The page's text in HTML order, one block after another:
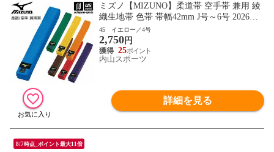
ミズノ【MIZUNO】柔道帯 空手帯 兼用 綾
織生地帯 色帯 帯幅42mm J号～6号 2026年
継続モデル【22JV9A18 帯 柔道 空手 空手
道 刺繍加工不可】【翌日配達対象】[自社]
45 イエロー／4号
2,750円
25
内山スポーツ
詳細を見る
8/7時点_ポイント最大11倍